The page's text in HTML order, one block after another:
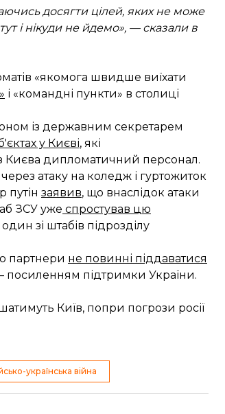
досягти цілей, яких не може
і нікуди не йдемо», — сказали в
«якомога швидше виїхати
і «командні пункти» в столиці
із державним секретарем
у Києві, які
Києва дипломатичний персонал.
атаку на коледж і гуртожиток
путін заявив, що внаслідок атаки
ЗСУ уже спростував цю
зі штабів підрозділу
партнери не повинні піддаватися
посиленням підтримки України.
Київ, попри погрози росії
українська війна